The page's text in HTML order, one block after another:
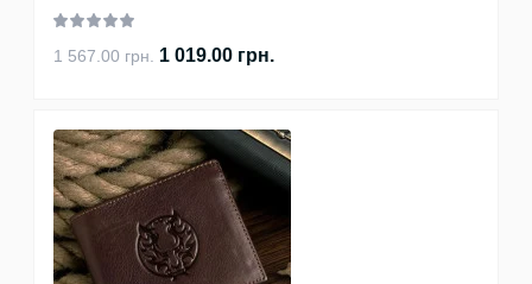
1 567.00 грн. 1 019.00 грн.